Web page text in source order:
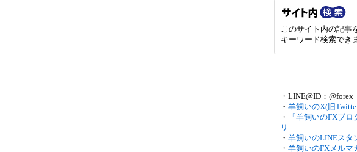
このサイト内の記事
キーワード検索でき
・LINE@ID：@forex
・ 羊飼いのX(旧
・
『羊飼いのFXブ
リ
・ 羊飼いのLINEスタ
・ 羊飼いのFXメルマ